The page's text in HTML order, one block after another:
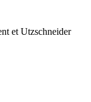
et Utzschneider